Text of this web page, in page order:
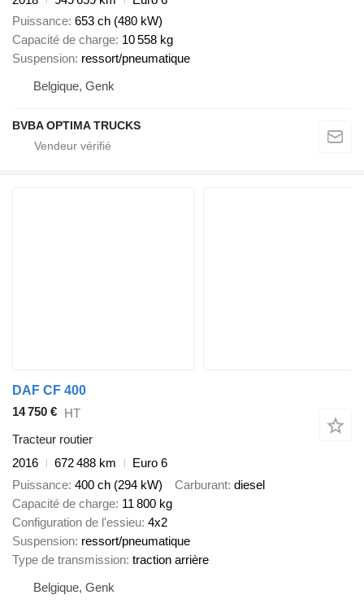
Puissance 653 ch (480 kW)
Capacité de charge 10 558 kg
Suspension ressort/pneumatique
Belgique, Genk
BVBA OPTIMA TRUCKS
DAF CF 400
14 750 € HT
Tracteur routier
2016
672 488 km
Euro 6
Puissance 400 ch (294 kW) Carburant diesel
Capacité de charge 11 800 kg
Configuration de l'essieu 4x2
Suspension ressort/pneumatique
Type de transmission traction arrière
Belgique, Genk